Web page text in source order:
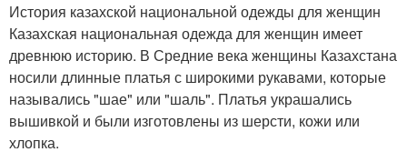
История казахской национальной одежды для женщин
Казахская национальная одежда для женщин имеет
древнюю историю. В Средние века женщины Казахстана
носили длинные платья с широкими рукавами, которые
назывались "шае" или "шаль". Платья украшались
вышивкой и были изготовлены из шерсти, кожи или
хлопка.